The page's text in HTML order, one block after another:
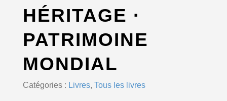
HÉRITAGE ·
PATRIMOINE
MONDIAL
Catégories : Livres, Tous les livres